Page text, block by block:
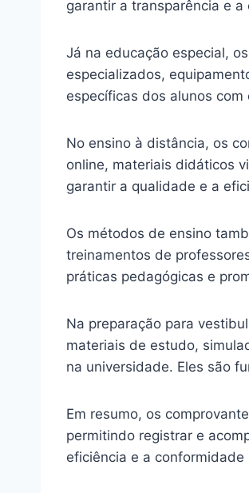
garantir a transparência e
Já na educação especial,
especializados,
específicas dos alunos com
No ensino à distância, os
online, materiais didáticos
garantir a qualidade e a
Os métodos de ensino
treinamentos de
práticas pedagógicas e
Na preparação para
materiais de estudo,
na universidade. Eles são
Em resumo, os
permitindo registrar e
eficiência e a